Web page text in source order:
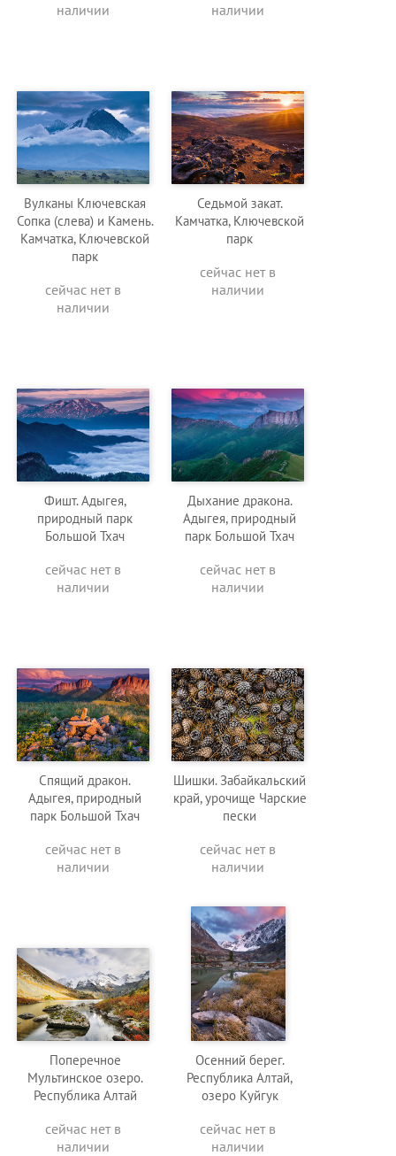
наличии
наличии
Вулканы Ключевская
Сопка (слева) и Камень.
Камчатка, Ключевской
парк
сейчас нет в
наличии
Седьмой закат.
Камчатка, Ключевской
парк
сейчас нет в
наличии
Фишт. Адыгея,
природный парк
Большой Тхач
сейчас нет в
наличии
Дыхание дракона.
Адыгея, природный
парк Большой Тхач
сейчас нет в
наличии
Спящий дракон.
Адыгея, природный
парк Большой Тхач
сейчас нет в
наличии
Шишки. Забайкальский
край, урочище Чарские
пески
сейчас нет в
наличии
Поперечное
Мультинское озеро.
Республика Алтай
сейчас нет в
наличии
Осенний берег.
Республика Алтай,
озеро Куйгук
сейчас нет в
наличии